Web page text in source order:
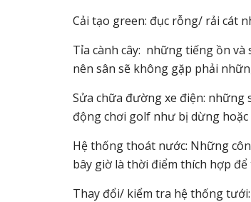
Cải tạo green: đục rỗng/ rải cát
Tỉa cành cây: những tiếng ồn
nên sân sẽ không gặp phải
Sửa chữa đường xe điện:
động chơi golf như bị dừng hoặc
Hệ thống thoát nước: Những
bây giờ là thời điểm thích hợp để
Thay đổi/ kiểm tra hệ thống